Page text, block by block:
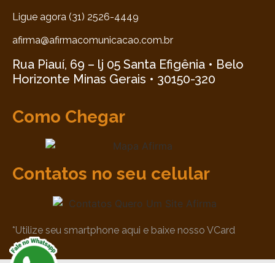
Ligue agora (31) 2526-4449
afirma@afirmacomunicacao.com.br
Rua Piauí, 69 – lj 05 Santa Efigênia • Belo
Horizonte Minas Gerais • 30150-320
Como Chegar
Contatos no seu celular
*Utilize seu smartphone aqui e baixe nosso VCard